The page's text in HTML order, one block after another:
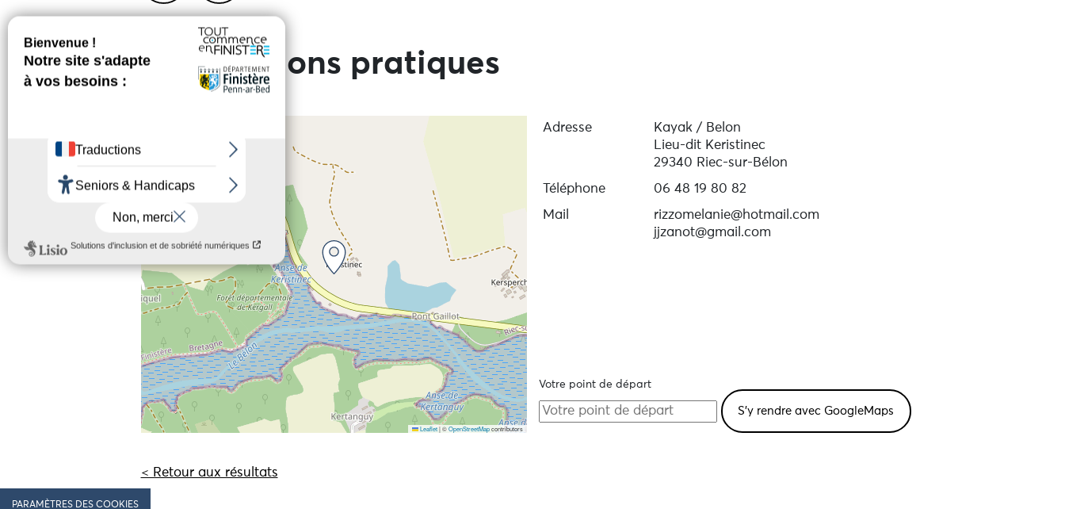
PreviousNext
Informations pratiques
Leaflet |©OpenStreetMapcontributors
Adresse
Kayak / Belon
Lieu-dit Keristinec
29340 Riec-sur-Bélon
Téléphone
06 48 19 80 82
Mail
rizzomelanie@hotmail.com
jjzanot@gmail.com
Votre point de départ
< Retour aux résultats
PARAMÈTRES DES COOKIES